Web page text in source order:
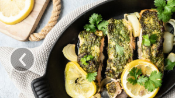
KOTIKOKIT
‹